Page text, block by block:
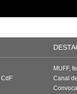
CdF
MUFF,
Canal